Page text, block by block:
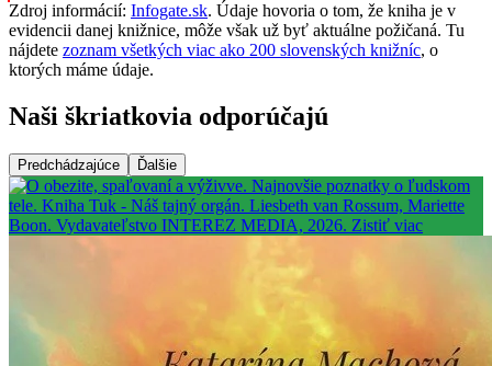
Zdroj informácií: Infogate.sk. Údaje hovoria o tom, že kniha je v
evidencii danej knižnice, môže však už byť aktuálne požičaná. Tu
nájdete zoznam všetkých viac ako 200 slovenských knižníc, o
ktorých máme údaje.
Naši škriatkovia odporúčajú
Predchádzajúce Ďalšie